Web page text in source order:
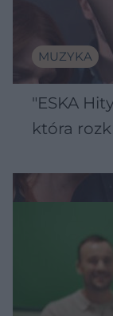
MUZYKA
"ESKA
która